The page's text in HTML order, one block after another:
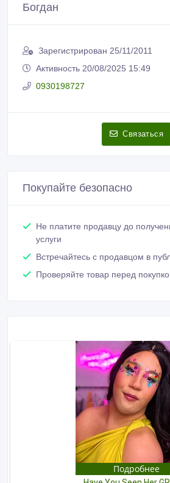
Богдан
Зарегистрирован 25/11/2011
Активность 20/08/2025 15:49
0930198727
Связаться
Покупайте безопасно
Не платите продавцу до
услуги
Встречайтесь с продавцом в
Проверяйте товар перед